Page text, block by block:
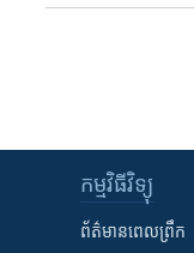
កម្មវិធី​វិទ្យុ
ព័ត៌មាន​ពេល​ព្រឹក